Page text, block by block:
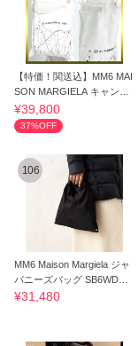
【特価！関送込】MM6 MAI
SON MARGIELA キャンバ
ス トートバッグ
¥39,800
37%OFF
106
MM6 Maison Margiela ジャ
パニーズバッグ SB6WD00
13 P6197
¥31,480